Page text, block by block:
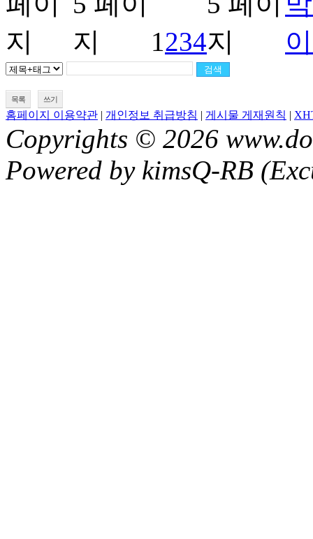
1234
목록 쓰기
홈페이지 이용약관 | 개인정보 취급방침 | 게시물 게재원칙 |
Copyrights © 2026
Powered by kimsQ-RB